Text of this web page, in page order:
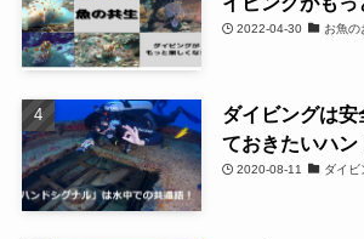
2022-04-30 お魚の
ダイビングは安
ておきたいハン
2020-08-11 ダイビ